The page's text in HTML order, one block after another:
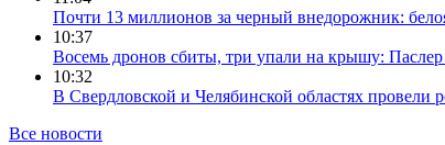
Почти 13 миллионов за черный внедорожник:
10:37
Восемь дронов сбиты, три упали на крышу:
10:32
В Свердловской и Челябинской областях провели
Все новости